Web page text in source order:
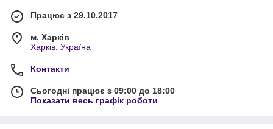
Працює з 29.10.2017
м. Харків
Харків, Україна
Контакти
Сьогодні працює з 09:00 до 18:00
Показати весь графік роботи